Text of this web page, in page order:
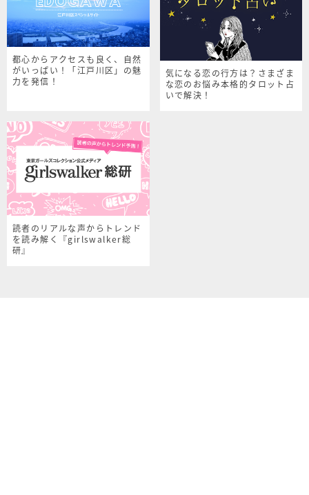
都心からアクセスも良く、自然
がいっぱい！「江戸川区」の魅
力を発信！
気になる恋の行方は？さまざま
な恋のお悩み本格的タロット占
いで解決！
読者のリアルな声からトレンド
を読み解く『girlswalker総
研』